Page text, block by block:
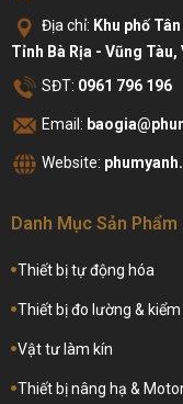
Địa chỉ: Khu phố
Tỉnh Bà Rịa - Vũng Tàu,
SĐT: 0961 796 196
Email:
Website:
Danh Mục Sản Phẩm
Thiết bị tự động hóa
Thiết bị đo lường &
Vật tư làm kín
Thiết bị nâng hạ &